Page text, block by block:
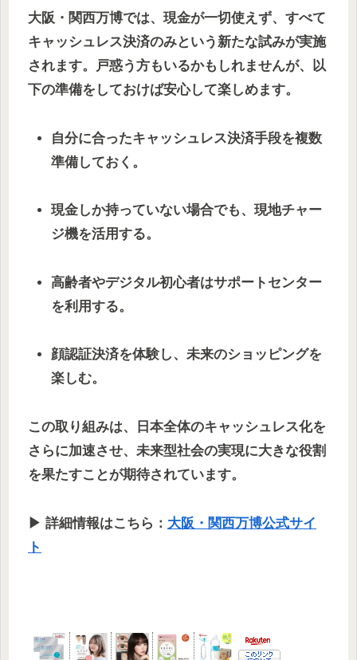
大阪・関西万博では、現金が一切使えず、すべて
キャッシュレス決済のみという新たな試みが実施
されます。戸惑う方もいるかもしれませんが、以
下の準備をしておけば安心して楽しめます。
自分に合ったキャッシュレス決済手段を複数
準備しておく。
現金しか持っていない場合でも、現地チャー
ジ機を活用する。
高齢者やデジタル初心者はサポートセンター
を利用する。
顔認証決済を体験し、未来のショッピングを
楽しむ。
この取り組みは、日本全体のキャッシュレス化を
さらに加速させ、未来型社会の実現に大きな役割
を果たすことが期待されています。
▶ 詳細情報はこちら： 大阪・関西万博公式サイ
ト